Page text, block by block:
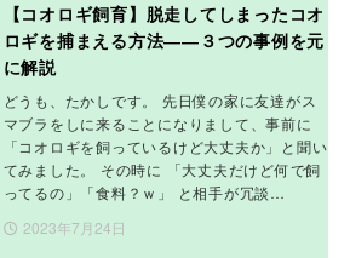
【コオロギ飼育】脱走してしまったコオ
ロギを捕まえる方法――３つの事例を元
に解説
どうも、たかしです。 先日僕の家に友達がス
マブラをしに来ることになりまして、事前に
「コオロギを飼っているけど大丈夫か」と聞い
てみました。 その時に 「大丈夫だけど何で飼
ってるの」「食料？ｗ」 と相手が冗談…
2023年7月24日